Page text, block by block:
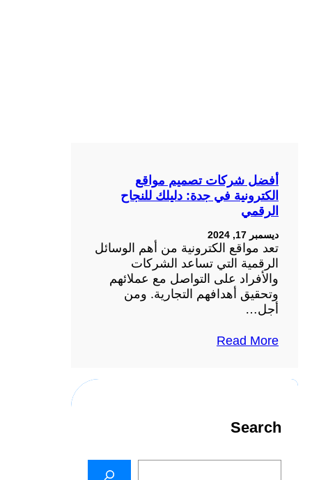
أفضل شركات تصميم مواقع
الكترونية في جدة: دليلك للنجاح
الرقمي
ديسمبر 17, 2024
تعد مواقع الكترونية من أهم الوسائل
الرقمية التي تساعد الشركات
والأفراد على التواصل مع عملائهم
وتحقيق أهدافهم التجارية. ومن
أجل…
Read More
Search